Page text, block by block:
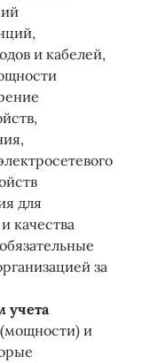
и кабелей,
для
качества
за
учета
(мощности) и